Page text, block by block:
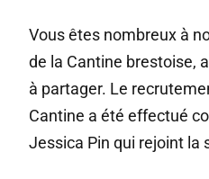
Vous êtes nombreux à
de la Cantine brestoise,
à partager. Le
Cantine a été effectué
Jessica Pin qui rejoint la